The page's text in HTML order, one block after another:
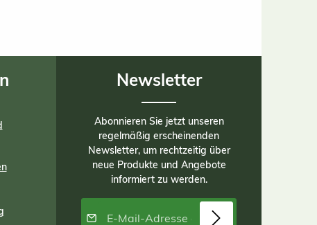
Newsletter
Abonnieren Sie jetzt unseren
regelmäßig erscheinenden
Newsletter, um rechtzeitig über
neue Produkte und Angebote
informiert zu werden.
E-Mail-Adresse*